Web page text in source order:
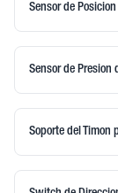
Sensor de Posicion
Sensor de Presion
Soporte del Timon